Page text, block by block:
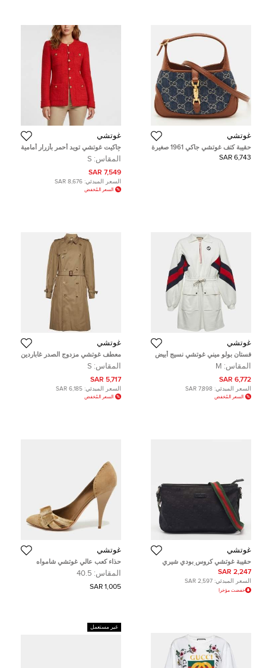
غوتشي
حقيبة كتف غوتشي جاكي 1961 صغيرة
دنيم جي جي أزرق/بني وجلد
6,743 SAR
غوتشي
جاكيت غوتشي تويد أحمر بأزرار أمامية
بأكمام طويلة مقاس صغير ( سمول )
المقاس: S
7,549 SAR
السعر المبدئي: 8,676 SAR
السعر المُخفض
غوتشي
فستان بولو ميني غوتشي نسيج أبيض
مزين بشبكة جي متشابكة (ميديم)
المقاس: M
6,772 SAR
السعر المبدئي: 7,898 SAR
السعر المُخفض
غوتشي
معطف غوتشي مزدوج الصدر غاباردين
بتفاصيل نمر مرصع بلون بيج مقاس
صغير (سمول)
المقاس: S
5,717 SAR
السعر المبدئي: 6,185 SAR
السعر المُخفض
غوتشي
حقيبة غوتشي كروس بودي شيري
لاين كانفاس جي جي أسود
2,247 SAR
السعر المبدئي: 2,597 SAR
خفضت مؤخرا
غوتشي
حذاء كعب عالي غوتشي شامواه
مخملي بيج ديرسي مقاس 40.5
المقاس: 40.5
1,005 SAR
غير مستعمل